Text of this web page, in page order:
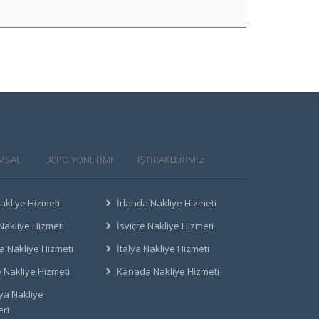
DEPO YÖNETİMİ İŞTİRAKLERİMİZ
Hizmeti
Hizmeti
Nakliye Hizmeti
Nakliye Hizmeti
İrlanda Nakliye Hizmeti
İsviçre Nakliye Hizmeti
İtalya Nakliye Hizmeti
Kanada Nakliye Hizmeti
Nakliye